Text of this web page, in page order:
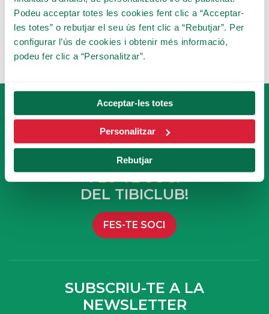
Podeu acceptar totes les cookies fent clic a “Acceptar-
les totes” o rebutjar el seu ús fent clic a “Rebutjar”. Per
configurar l’ús de cookies i obtenir més informació,
podeu fer clic a “Personalitzar”.
Acceptar-les totes
Personalitzar
Rebutjar
FES-TE SOCI
DEL TIBICLUB!
FES-TE SOCI
SUBSCRIU-TE A LA
NEWSLETTER